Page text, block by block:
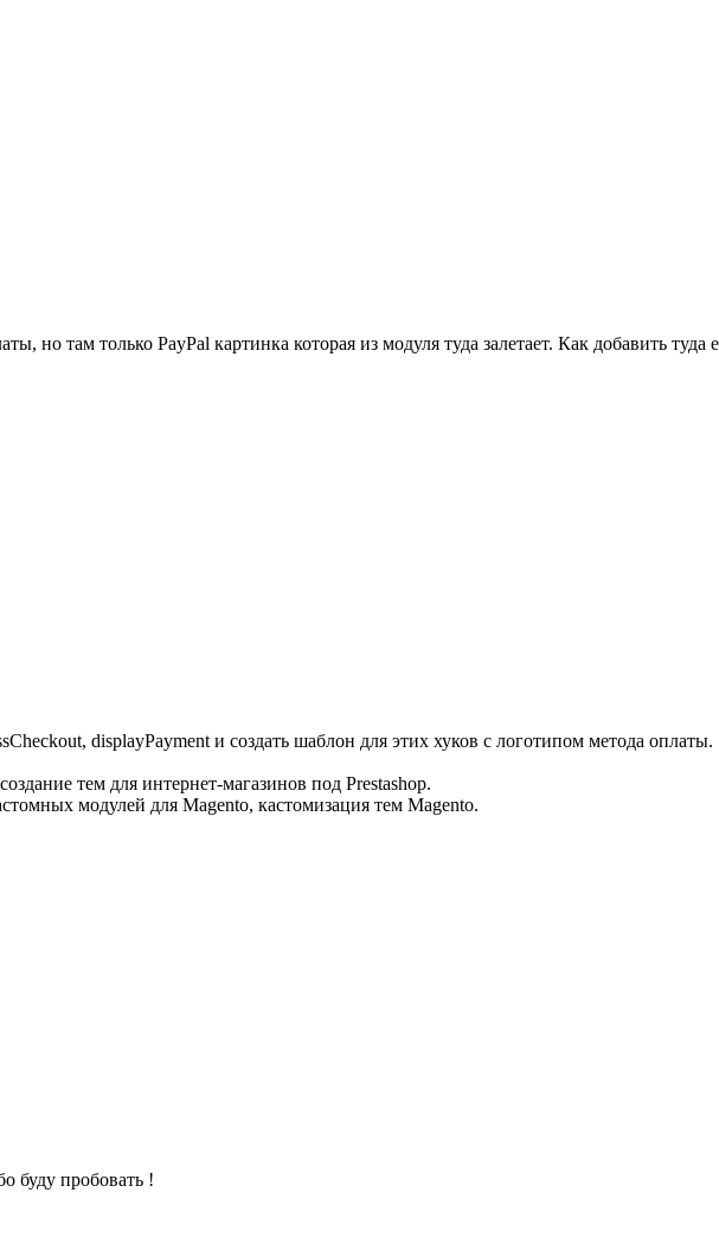
там только PayPal картинка которая из модуля туда залетает. Как добавить туда
displayPayment и создать шаблон для этих хуков с логотипом метода оплаты.
тем для интернет-магазинов под Prestashop.
модулей для Magento, кастомизация тем Magento.
буду пробовать !